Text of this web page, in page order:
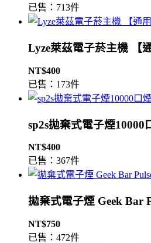
已售：713件
Lyze萊茲電子菸主機 【
NT$400
已售：173件
sp2s拋棄式電子煙
NT$400
已售：367件
拋棄式電子煙 Geek Bar
NT$750
已售：472件